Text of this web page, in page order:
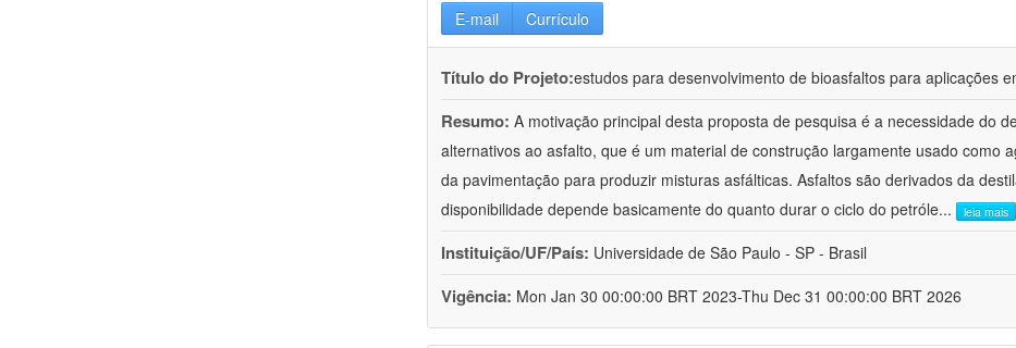
E-mail Currículo
Título do Projeto:estudos para desenvolvimento de bioasfaltos para aplicações
Resumo: A motivação principal desta proposta de pesquisa é a necessidade do
alternativos ao asfalto, que é um material de construção largamente usado como
da pavimentação para produzir misturas asfálticas. Asfaltos são derivados da
disponibilidade depende basicamente do quanto durar o ciclo do petróle... leia mais
Instituição/UF/País: Universidade de São Paulo - SP - Brasil
Vigência: Mon Jan 30 00:00:00 BRT 2023-Thu Dec 31 00:00:00 BRT 2026